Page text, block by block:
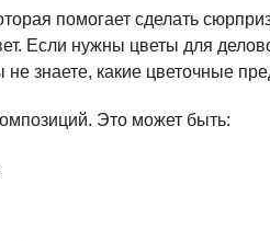
помогает сделать
Если нужны цветы для
знаете, какие цветочные
Это может быть: